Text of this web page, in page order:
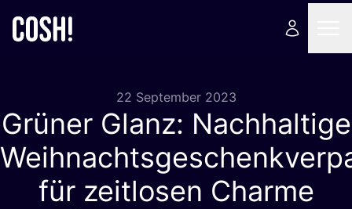
22 September 2023
Grüner Glanz: Nachhaltige
für zeitlosen Charme